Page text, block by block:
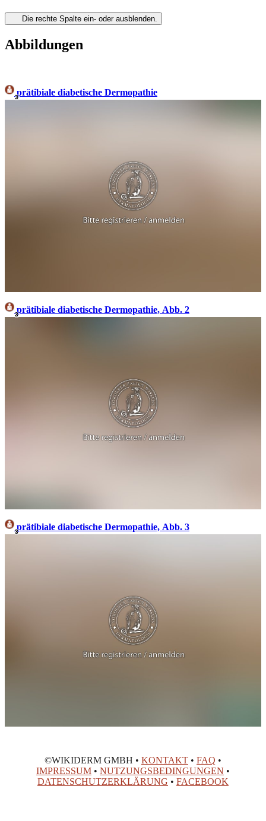
Die rechte Spalte ein- oder ausblenden.
Abbildungen
3prätibiale diabetische Dermopathie
3prätibiale diabetische Dermopathie, Abb. 2
3prätibiale diabetische Dermopathie, Abb. 3
©WIKIDERM GMBH • KONTAKT • FAQ •
IMPRESSUM • NUTZUNGSBEDINGUNGEN •
DATENSCHUTZERKLÄRUNG • FACEBOOK